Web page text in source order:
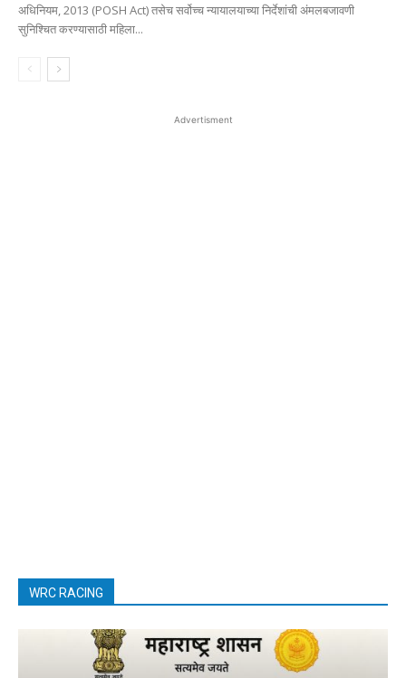
अधिनियम, 2013 (POSH Act) तसेच सर्वोच्च न्यायालयाच्या निर्देशांची अंमलबजावणी
सुनिश्चित करण्यासाठी महिला...
Advertisment
WRC RACING